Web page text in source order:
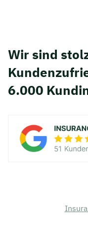
Wir sind
6.000